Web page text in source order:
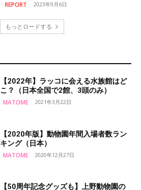
REPORT 2023年9月6日
もっとロードする
【2022年】ラッコに会える水族館はど
こ？（日本全国で2館、3頭のみ）
MATOME 2021年3月22日
【2020年版】動物園年間入場者数ラン
キング（日本）
MATOME 2020年12月27日
【50周年記念グッズも】上野動物園の